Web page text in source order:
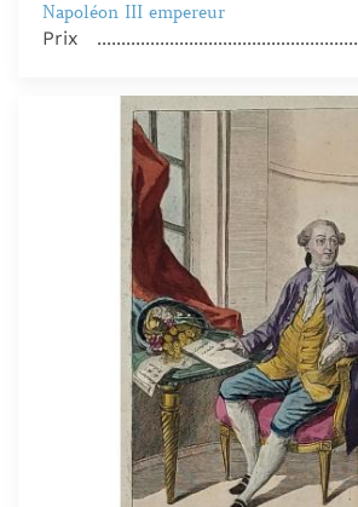
Napoléon III empereur
Prix